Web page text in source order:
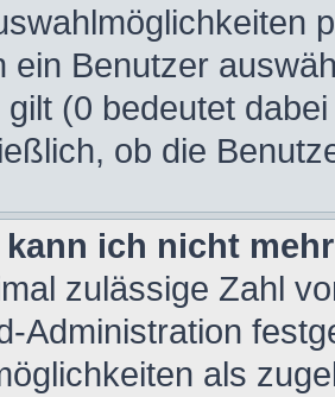
ein Benutzer
gilt (0 bedeutet
ob die
kann ich nicht
zulässige Zahl
Administration
als